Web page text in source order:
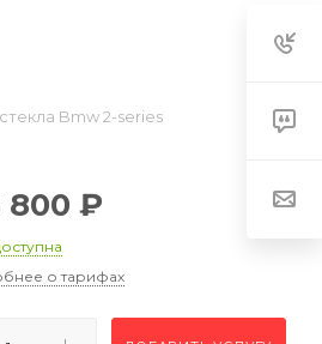
Bmw 2-series
800 ₽
о тарифах